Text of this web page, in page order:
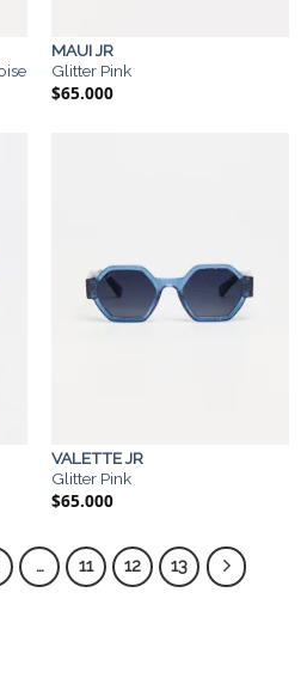
MAUI JR
Glitter Pink
$65.000
VALETTE JR
Glitter Pink
$65.000
… 11 12 13